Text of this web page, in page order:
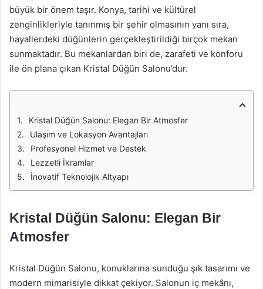
büyük bir önem taşır. Konya, tarihi ve kültürel
zenginlikleriyle tanınmış bir şehir olmasının yanı sıra,
hayallerdeki düğünlerin gerçekleştirildiği birçok mekan
sunmaktadır. Bu mekanlardan biri de, zarafeti ve konforu
ile ön plana çıkan Kristal Düğün Salonu’dur.
Kristal Düğün Salonu: Elegan Bir Atmosfer
Ulaşım ve Lokasyon Avantajları
Profesyonel Hizmet ve Destek
Lezzetli İkramlar
İnovatif Teknolojik Altyapı
Kristal Düğün Salonu: Elegan Bir
Atmosfer
Kristal Düğün Salonu, konuklarına sunduğu şık tasarımı ve
modern mimarisiyle dikkat çekiyor. Salonun iç mekânı,